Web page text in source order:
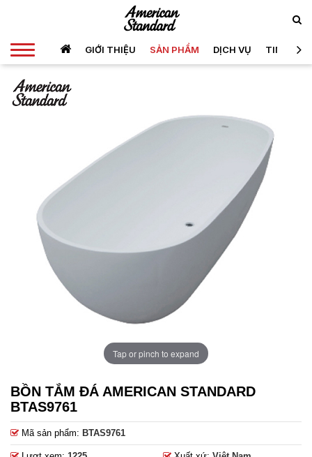
GIỚI THIỆU SẢN PHẨM DỊCH VỤ TIN TỨC
Tap or pinch to expand
BỒN TẮM ĐÁ AMERICAN STANDARD
BTAS9761
Mã sản phẩm: BTAS9761